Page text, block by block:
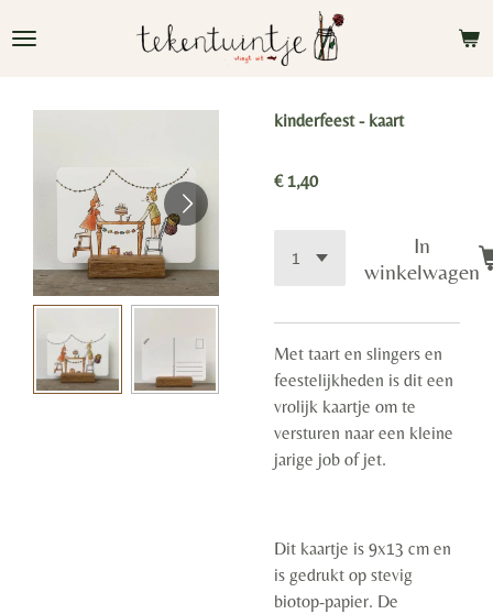
direct
kinderfeest - kaart
€ 1,40
In
winkelwagen
Met taart en slingers en
feestelijkheden is dit een
vrolijk kaartje om te
versturen naar een kleine
jarige job of jet.
Dit kaartje is 9x13 cm en
is gedrukt op stevig
biotop-papier. De